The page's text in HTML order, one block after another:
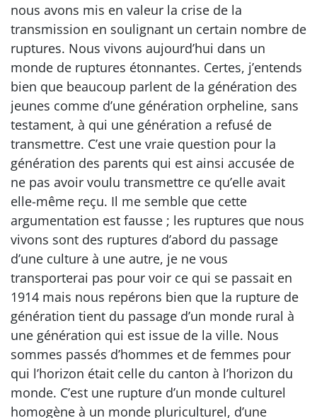
nous avons mis en valeur la crise de la
transmission en soulignant un certain nombre de
ruptures. Nous vivons aujourd’hui dans un
monde de ruptures étonnantes. Certes, j’entends
bien que beaucoup parlent de la génération des
jeunes comme d’une génération orpheline, sans
testament, à qui une génération a refusé de
transmettre. C’est une vraie question pour la
génération des parents qui est ainsi accusée de
ne pas avoir voulu transmettre ce qu’elle avait
elle-même reçu. Il me semble que cette
argumentation est fausse ; les ruptures que nous
vivons sont des ruptures d’abord du passage
d’une culture à une autre, je ne vous
transporterai pas pour voir ce qui se passait en
1914 mais nous repérons bien que la rupture de
génération tient du passage d’un monde rural à
une génération qui est issue de la ville. Nous
sommes passés d’hommes et de femmes pour
qui l’horizon était celle du canton à l’horizon du
monde. C’est une rupture d’un monde culturel
homogène à un monde pluriculturel, d’une